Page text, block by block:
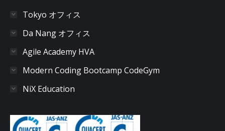
Tokyo オフィス
Da Nang オフィス
Agile Academy HVA
Modern Coding Bootcamp CodeGym
NiX Education